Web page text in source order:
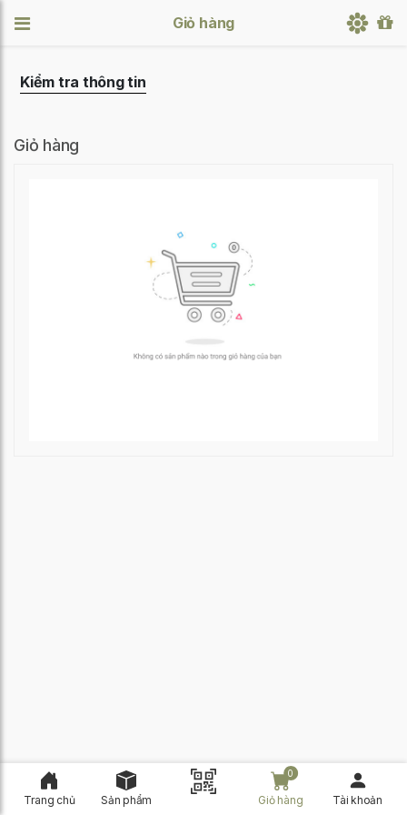
Giỏ hàng
Kiểm tra thông tin
Giỏ hàng
Trang chủ Sản phẩm
0
Giỏ hàng Tài khoản